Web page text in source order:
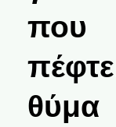
που
θύμα